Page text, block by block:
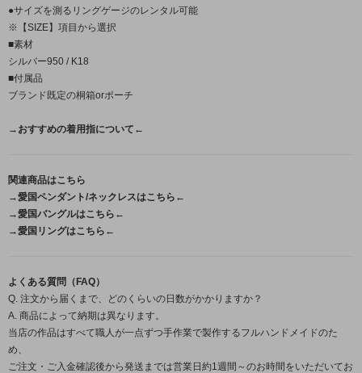
●サイズを測るリングゲージのレンタル可能
※【SIZE】項目から選択
■素材
シルバー950 / K18
■付属品
ブランド既定の桐箱orポーチ
→おすすめの着用指について←
関連商品はこちら
→愛国ペンダント/ネックレスはこちら←
→愛国バングルはこちら←
→愛国リングはこちら←
よくある質問（FAQ）
Q. 注文から届くまで、どのくらいの日数がかかりますか？
A. 商品によって納期は異なります。
当店の作品はすべて職人が一点ずつ手作業で製作するフルハンドメイドのた
め、
ご注文・ご入金確認後から発送までは営業日約1週間～のお時間をいただいてお